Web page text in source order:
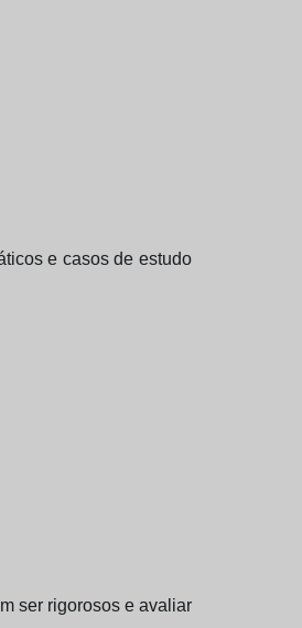
e casos de estudo
ser rigorosos e avaliar